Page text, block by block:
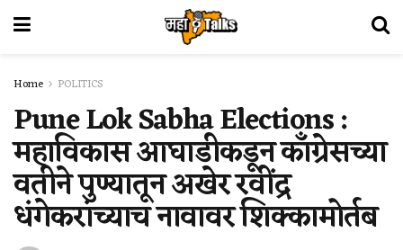
Home POLITICS
Pune Lok Sabha Elections :
महाविकास आघाडीकडून काँग्रेसच्या
वतीने पुण्यातून अखेर रवींद्र
धंगेकरांच्याच नावावर शिक्कामोर्तब